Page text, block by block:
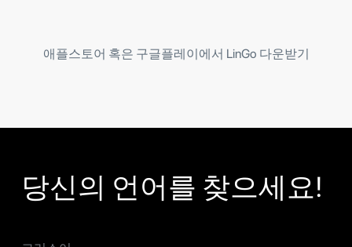
애플스토어 혹은 구글플레이에서 LinGo 다운받기
당신의 언어를 찾으세요!